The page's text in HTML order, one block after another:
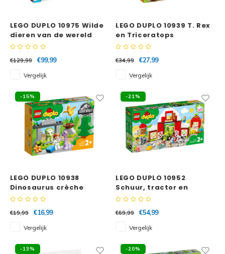
Gabby's Dollhouse
Animal Crossing
DREAMZzz
Sonic the Hedgehog
ICONS™
Creator 3 in 1
Creator Expert
LEGO DUPLO 10975 Wilde
dieren van de wereld
€129,99
€99,99
Vergelijk
LEGO DUPLO 10939 T. Rex
en Triceratops
dinosaurus ontsnapping
€34,99
€27,99
Vergelijk
-15%
LEGO DUPLO 10938
Dinosaurus crèche
€19,99
€16,99
Vergelijk
-21%
LEGO DUPLO 10952
Schuur, tractor en
boerderijdieren
€69,99
€54,99
Vergelijk
-13% -20%